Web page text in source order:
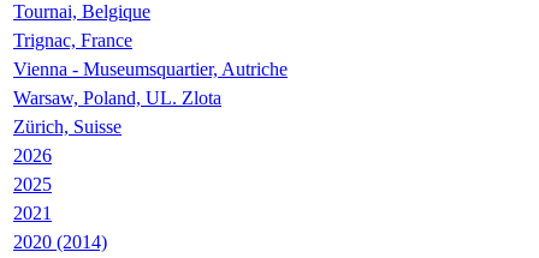
Tournai, Belgique
Trignac, France
Vienna - Museumsquartier, Autriche
Warsaw, Poland, UL. Zlota
Zürich, Suisse
2026
2025
2021
2020 (2014)